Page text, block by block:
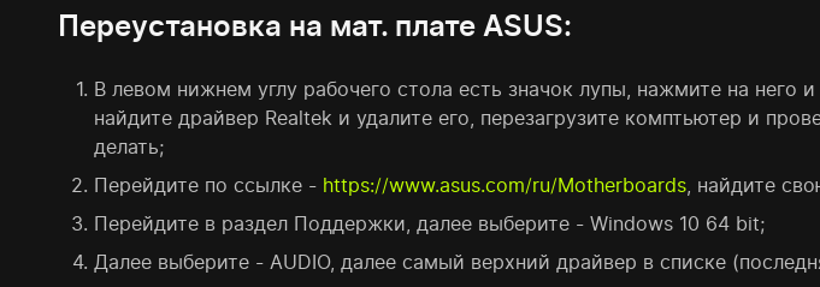
Переустановка на мат. плате ASUS:
В левом нижнем углу рабочего стола есть значок лупы, нажмите на него
найдите драйвер Realtek и удалите его, перезагрузите комптьютер и
делать;
Перейдите по ссылке - https://www.asus.com/ru/Motherboards, найдите
Перейдите в раздел Поддержки, далее выберите - Windows 10 64 bit;
Далее выберите - AUDIO, далее самый верхний драйвер в списке